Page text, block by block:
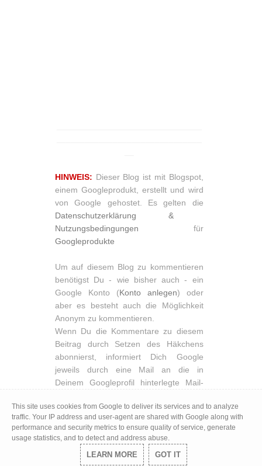
HINWEIS: Dieser Blog ist mit Blogspot,
einem Googleprodukt, erstellt und wird
von Google gehostet. Es gelten die
Datenschutzerklärung &
Nutzungsbedingungen
für
Googleprodukte
Um auf diesem Blog zu kommentieren
benötigst Du - wie bisher auch - ein
Google Konto (Konto anlegen) oder
aber es besteht auch die Möglichkeit
Anonym zu kommentieren.
Wenn Du die Kommentare zu diesem
Beitrag durch Setzen des Häkchens
abonnierst, informiert Dich Google
jeweils durch eine Mail an die in
Deinem Googleprofil hinterlegte Mail-
Durch Entfernen des Hakens löscht Du
Dein Abbonement und es wird Dir eine
entsprechende Vollzugsnachricht
angezeigt. Du hast aber auch die
Möglichkeit Dich in der Mail, die Dich
This site uses cookies from Google to deliver its services and to analyze
traffic. Your IP address and user-agent are shared with Google along with
performance and security metrics to ensure quality of service, generate
usage statistics, and to detect and address abuse.
LEARN MORE GOT IT